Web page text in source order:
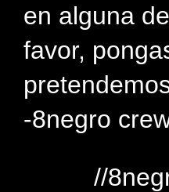
en alguna
favor,
-8negro
//